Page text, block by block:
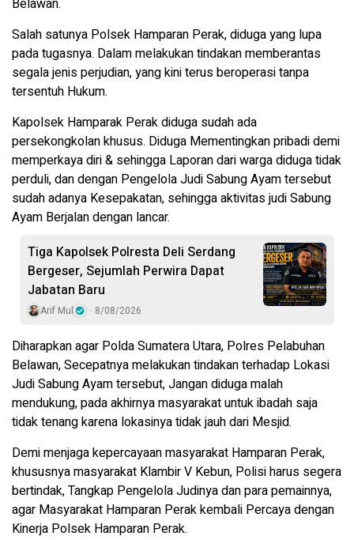
Belawan.
Salah satunya Polsek Hamparan Perak, diduga yang lupa
pada tugasnya. Dalam melakukan tindakan memberantas
segala jenis perjudian, yang kini terus beroperasi tanpa
tersentuh Hukum.
Kapolsek Hamparak Perak diduga sudah ada
persekongkolan khusus. Diduga Mementingkan pribadi demi
memperkaya diri & sehingga Laporan dari warga diduga tidak
perduli, dan dengan Pengelola Judi Sabung Ayam tersebut
sudah adanya Kesepakatan, sehingga aktivitas judi Sabung
Ayam Berjalan dengan lancar.
Tiga Kapolsek Polresta Deli Serdang
Bergeser, Sejumlah Perwira Dapat
Jabatan Baru
Arif Mul 8/08/2026
Diharapkan agar Polda Sumatera Utara, Polres Pelabuhan
Belawan, Secepatnya melakukan tindakan terhadap Lokasi
Judi Sabung Ayam tersebut, Jangan diduga malah
mendukung, pada akhirnya masyarakat untuk ibadah saja
tidak tenang karena lokasinya tidak jauh dari Mesjid.
Demi menjaga kepercayaan masyarakat Hamparan Perak,
khususnya masyarakat Klambir V Kebun, Polisi harus segera
bertindak, Tangkap Pengelola Judinya dan para pemainnya,
agar Masyarakat Hamparan Perak kembali Percaya dengan
Kinerja Polsek Hamparan Perak.